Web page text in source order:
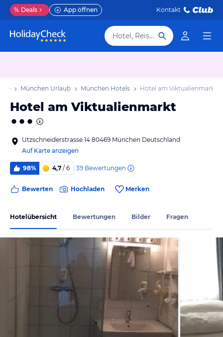
% Deals App öffnen Kontakt
Hotel, Reiseziel
München Urlaub München Hotels Hotel am Viktualienmarkt
Hotel am Viktualienmarkt
Utzschneiderstrasse 14 80469 München Deutschland
Auf Karte anzeigen
98% 4,7 / 6 39 Bewertungen
Bewerten Hochladen Merken
Hotelübersicht Bewertungen Bilder Fragen
von